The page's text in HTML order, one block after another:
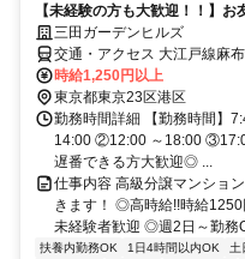
【未経験の方も大歓迎！！】
三田ガーデンヒルズ
交通・アクセス 大江戸線麻
から徒歩5分
時給1,250円以上
東京都東京23区港区
勤務時間詳細 【勤務時間】
14:00 ②12:00 ～18:00
遅番できる方大歓迎◎ ...
仕事内容 高級分譲マンショ
きます！ ◎高時給!!時給
未経験者歓迎 ◎週2日～勤務
扶養内勤務OK 1日4時間以内OK 土